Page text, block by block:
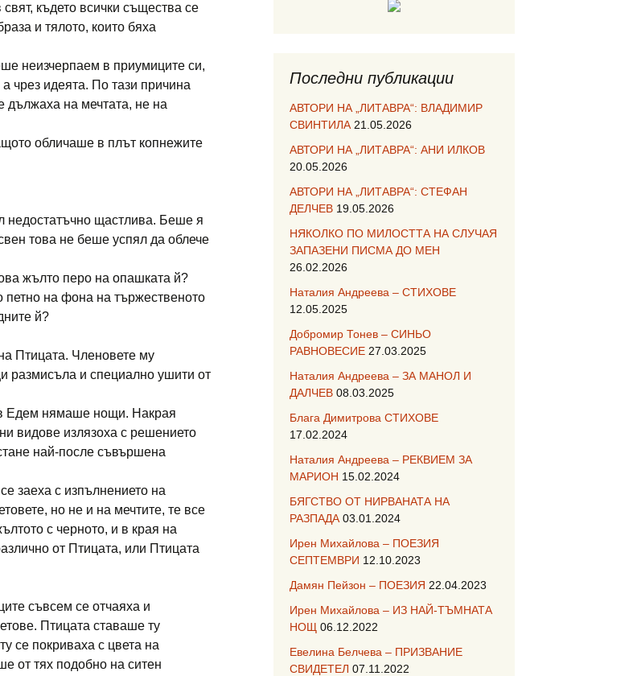
където всички същества се
и тялото, които бяха
неизчерпаем в приумиците си,
чрез идеята. По тази причина
дължаха на мечтата, не на
обличаше в плът копнежите
щастлива. Беше я
това не беше успял да облече
жълто перо на опашката й?
на фона на тържественото
й?
Птицата. Членовете му
размисъла и специално ушити от
Едем нямаше нощи. Накрая
видове излязоха с решението
най-после съвършена
заеха с изпълнението на
но не и на мечтите, те все
с черното, и в края на
от Птицата, или Птицата
съвсем се отчаяха и
Птицата ставаше ту
се покриваха с цвета на
от тях подобно на ситен
Последни публикации
АВТОРИ НА „ЛИТАВРА“: ВЛАДИМИР
СВИНТИЛА 21.05.2026
АВТОРИ НА „ЛИТАВРА“: АНИ ИЛКОВ
20.05.2026
АВТОРИ НА „ЛИТАВРА“: СТЕФАН
ДЕЛЧЕВ 19.05.2026
НЯКОЛКО ПО МИЛОСТТА НА СЛУЧАЯ
ЗАПАЗЕНИ ПИСМА ДО МЕН
26.02.2026
Наталия Андреева – СТИХОВЕ
12.05.2025
Добромир Тонев – СИНЬО
РАВНОВЕСИЕ 27.03.2025
Наталия Андреева – ЗА МАНОЛ И
ДАЛЧЕВ 08.03.2025
Блага Димитрова СТИХОВЕ
17.02.2024
Наталия Андреева – РЕКВИЕМ ЗА
МАРИОН 15.02.2024
БЯГСТВО ОТ НИРВАНАТА НА
РАЗПАДА 03.01.2024
Ирен Михайлова – ПОЕЗИЯ
СЕПТЕМВРИ 12.10.2023
Дамян Пейзон – ПОЕЗИЯ 22.04.2023
Ирен Михайлова – ИЗ НАЙ-ТЪМНАТА
НОЩ 06.12.2022
Евелина Белчева – ПРИЗВАНИЕ
СВИДЕТЕЛ 07.11.2022